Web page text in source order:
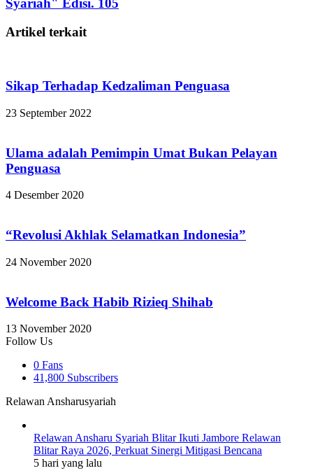
Syariah" Edisi. 105
Artikel terkait
Sikap Terhadap Kedzaliman Penguasa
23 September 2022
Ulama adalah Pemimpin Umat Bukan Pelayan
Penguasa
4 Desember 2020
“Revolusi Akhlak Selamatkan Indonesia”
24 November 2020
Welcome Back Habib Rizieq Shihab
13 November 2020
Follow Us
0 Fans
41,800 Subscribers
Relawan Ansharusyariah
Relawan Ansharu Syariah Blitar Ikuti Jambore Relawan
Blitar Raya 2026, Perkuat Sinergi Mitigasi Bencana
5 hari yang lalu